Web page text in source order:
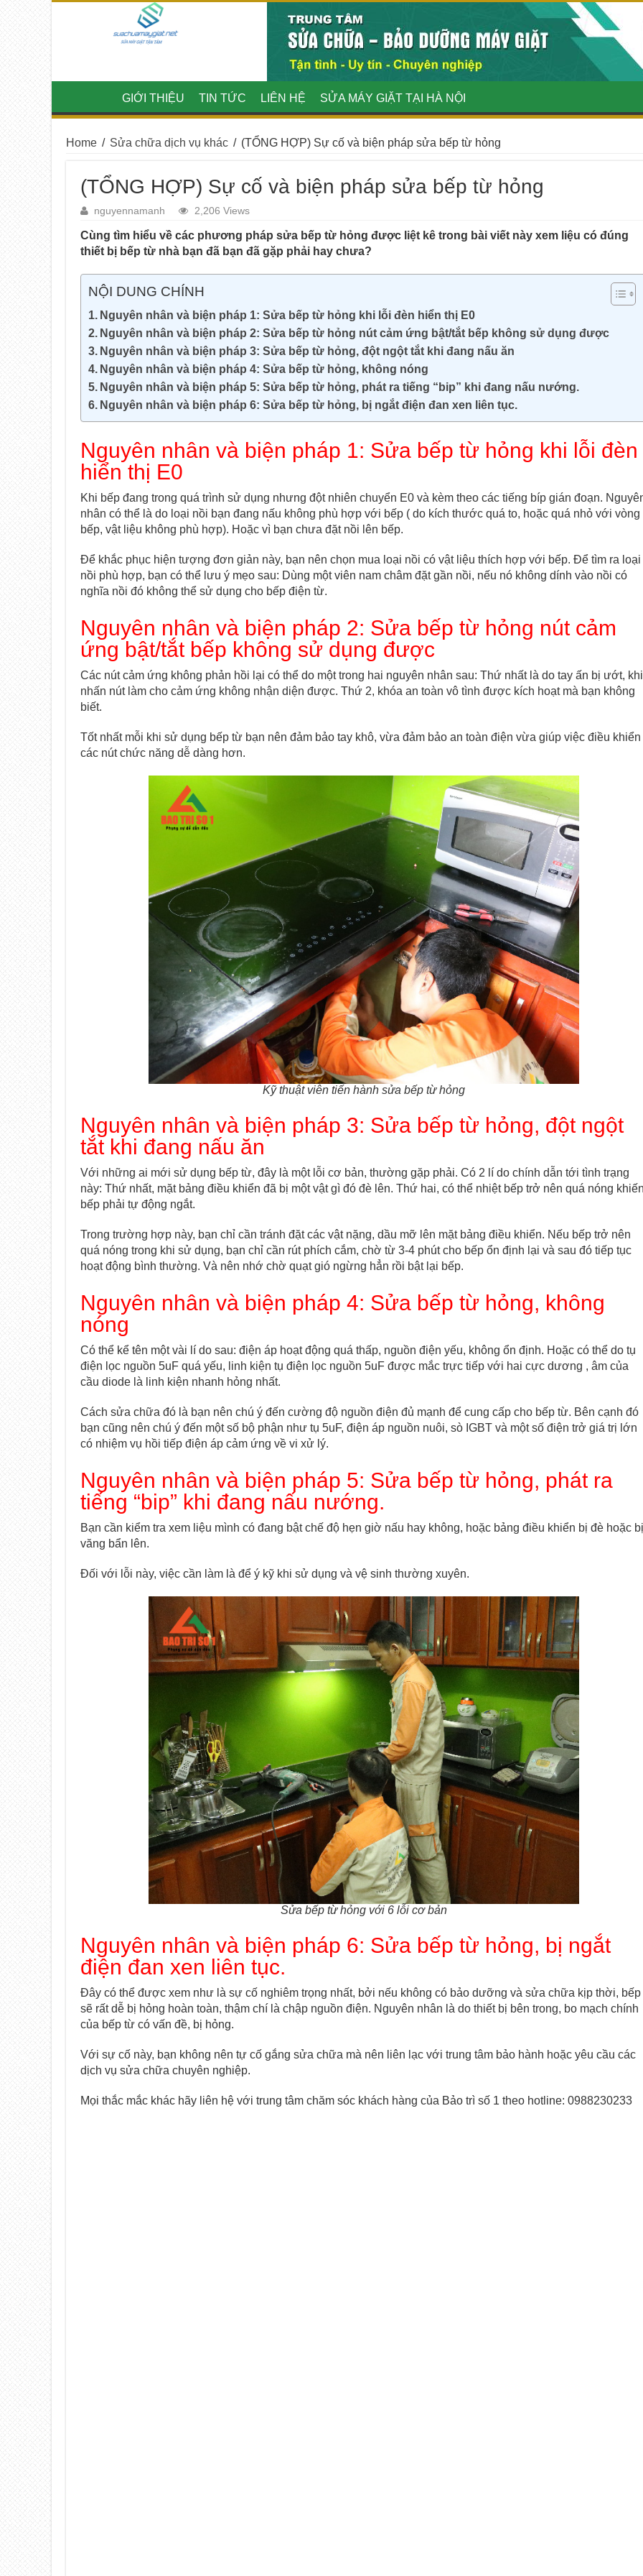
GIỚI THIỆU TIN TỨC LIÊN HỆ SỬA MÁY GIẶT TẠI HÀ NỘI
Home / Sửa chữa dịch vụ khác / (TỔNG HỢP) Sự cố và biện pháp sửa bếp từ hỏng
(TỔNG HỢP) Sự cố và biện pháp sửa bếp từ hỏng
nguyennamanh 2,206 Views
Cùng tìm hiểu về các phương pháp sửa bếp từ hỏng được liệt kê trong bài viết này xem liệu có đúng
thiết bị bếp từ nhà bạn đã bạn đã gặp phải hay chưa?
NỘI DUNG CHÍNH
Nguyên nhân và biện pháp 1: Sửa bếp từ hỏng khi lỗi đèn hiển thị E0
Nguyên nhân và biện pháp 2: Sửa bếp từ hỏng nút cảm ứng bật/tắt bếp không sử dụng được
Nguyên nhân và biện pháp 3: Sửa bếp từ hỏng, đột ngột tắt khi đang nấu ăn
Nguyên nhân và biện pháp 4: Sửa bếp từ hỏng, không nóng
Nguyên nhân và biện pháp 5: Sửa bếp từ hỏng, phát ra tiếng “bip” khi đang nấu nướng.
Nguyên nhân và biện pháp 6: Sửa bếp từ hỏng, bị ngắt điện đan xen liên tục.
Nguyên nhân và biện pháp 1: Sửa bếp từ hỏng khi lỗi đèn
hiển thị E0
Khi bếp đang trong quá trình sử dụng nhưng đột nhiên chuyển E0 và kèm theo các tiếng bíp gián đoạn.
nhân có thể là do loại nồi bạn đang nấu không phù hợp với bếp ( do kích thước quá to, hoặc quá nhỏ với vòng
bếp, vật liệu không phù hợp). Hoặc vì bạn chưa đặt nồi lên bếp.
Để khắc phục hiện tượng đơn giản này, bạn nên chọn mua loại nồi có vật liệu thích hợp với bếp. Để tìm ra loại
nồi phù hợp, bạn có thể lưu ý mẹo sau: Dùng một viên nam châm đặt gần nồi, nếu nó không dính vào nồi có
nghĩa nồi đó không thể sử dụng cho bếp điện từ.
Nguyên nhân và biện pháp 2: Sửa bếp từ hỏng nút cảm
ứng bật/tắt bếp không sử dụng được
Các nút cảm ứng không phản hồi lại có thể do một trong hai nguyên nhân sau: Thứ nhất là do tay ấn bị ướt, khi
nhấn nút làm cho cảm ứng không nhận diện được. Thứ 2, khóa an toàn vô tình được kích hoạt mà bạn không
biết.
Tốt nhất mỗi khi sử dụng bếp từ bạn nên đảm bảo tay khô, vừa đảm bảo an toàn điện vừa giúp việc điều khiển
các nút chức năng dễ dàng hơn.
Kỹ thuật viên tiến hành sửa bếp từ hỏng
Nguyên nhân và biện pháp 3: Sửa bếp từ hỏng, đột ngột
tắt khi đang nấu ăn
Với những ai mới sử dụng bếp từ, đây là một lỗi cơ bản, thường gặp phải. Có 2 lí do chính dẫn tới tình trạng
này: Thứ nhất, mặt bảng điều khiển đã bị một vật gì đó đè lên. Thứ hai, có thể nhiệt bếp trở nên quá nóng
bếp phải tự động ngắt.
Trong trường hợp này, bạn chỉ cần tránh đặt các vật nặng, dầu mỡ lên mặt bảng điều khiển. Nếu bếp trở nên
quá nóng trong khi sử dụng, bạn chỉ cần rút phích cắm, chờ từ 3-4 phút cho bếp ổn định lại và sau đó tiếp tục
hoạt động bình thường. Và nên nhớ chờ quạt gió ngừng hẳn rồi bật lại bếp.
Nguyên nhân và biện pháp 4: Sửa bếp từ hỏng, không
nóng
Có thể kể tên một vài lí do sau: điện áp hoạt động quá thấp, nguồn điện yếu, không ổn định. Hoặc có thể do tụ
điện lọc nguồn 5uF quá yếu, linh kiện tụ điện lọc nguồn 5uF được mắc trực tiếp với hai cực dương , âm của
cầu diode là linh kiện nhanh hỏng nhất.
Cách sửa chữa đó là bạn nên chú ý đến cường độ nguồn điện đủ mạnh để cung cấp cho bếp từ. Bên cạnh đó
bạn cũng nên chú ý đến một số bộ phận như tụ 5uF, điện áp nguồn nuôi, sò IGBT và một số điện trở giá trị lớn
có nhiệm vụ hồi tiếp điện áp cảm ứng về vi xử lý.
Nguyên nhân và biện pháp 5: Sửa bếp từ hỏng, phát ra
tiếng “bip” khi đang nấu nướng.
Bạn cần kiểm tra xem liệu mình có đang bật chế độ hẹn giờ nấu hay không, hoặc bảng điều khiển bị đè hoặc bị
văng bẩn lên.
Đối với lỗi này, việc cần làm là để ý kỹ khi sử dụng và vệ sinh thường xuyên.
Sửa bếp từ hỏng với 6 lỗi cơ bản
Nguyên nhân và biện pháp 6: Sửa bếp từ hỏng, bị ngắt
điện đan xen liên tục.
Đây có thể được xem như là sự cố nghiêm trọng nhất, bởi nếu không có bảo dưỡng và sửa chữa kịp thời, bếp
sẽ rất dễ bị hỏng hoàn toàn, thậm chí là chập nguồn điện. Nguyên nhân là do thiết bị bên trong, bo mạch chính
của bếp từ có vấn đề, bị hỏng.
Với sự cố này, bạn không nên tự cố gắng sửa chữa mà nên liên lạc với trung tâm bảo hành hoặc yêu cầu các
dịch vụ sửa chữa chuyên nghiệp.
Mọi thắc mắc khác hãy liên hệ với trung tâm chăm sóc khách hàng của Bảo trì số 1 theo hotline: 0988230233